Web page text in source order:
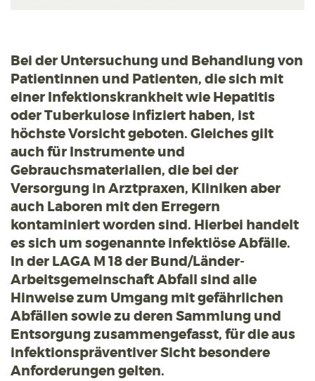
Bei der Untersuchung und Behandlung von
Patientinnen und Patienten, die sich mit
einer Infektionskrankheit wie Hepatitis
oder Tuberkulose infiziert haben, ist
höchste Vorsicht geboten. Gleiches gilt
auch für Instrumente und
Gebrauchsmaterialien, die bei der
Versorgung in Arztpraxen, Kliniken aber
auch Laboren mit den Erregern
kontaminiert worden sind. Hierbei handelt
es sich um sogenannte infektiöse Abfälle.
In der LAGA M 18 der Bund/Länder-
Arbeitsgemeinschaft Abfall sind alle
Hinweise zum Umgang mit gefährlichen
Abfällen sowie zu deren Sammlung und
Entsorgung zusammengefasst, für die aus
infektionspräventiver Sicht besondere
Anforderungen gelten.